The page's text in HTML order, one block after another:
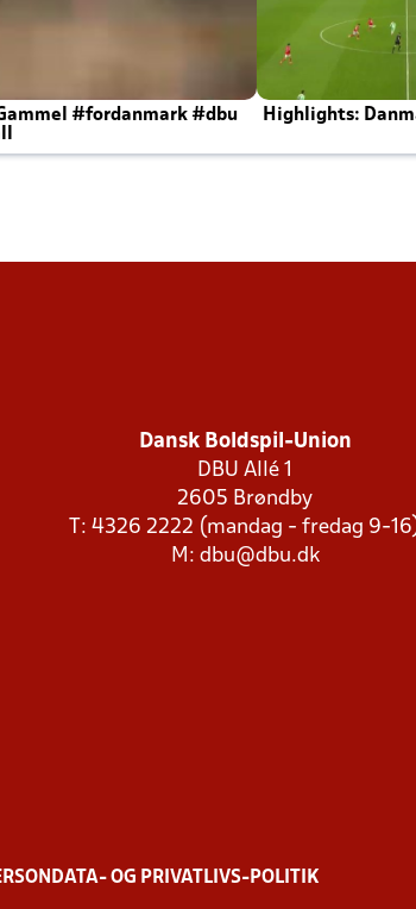
#fordanmark #dbu
Highlights:
Dansk Boldspil-Union
DBU Allé 1
2605 Brøndby
T: 4326 2222 (mandag - fredag 9-
M: dbu@dbu.dk
OG PRIVATLIVS-POLITIK